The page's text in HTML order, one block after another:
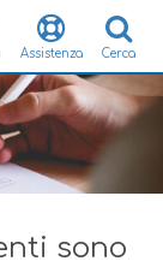
Cerca
Assistenza
sono